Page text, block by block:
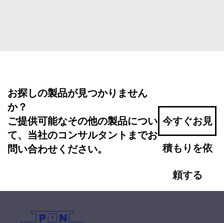
お探しの製品が見つかりません
か？
ご提供可能なその他の製品につい
て、当社のコンサルタントまでお
問い合わせください。
今すぐお見
積もりを依
頼する